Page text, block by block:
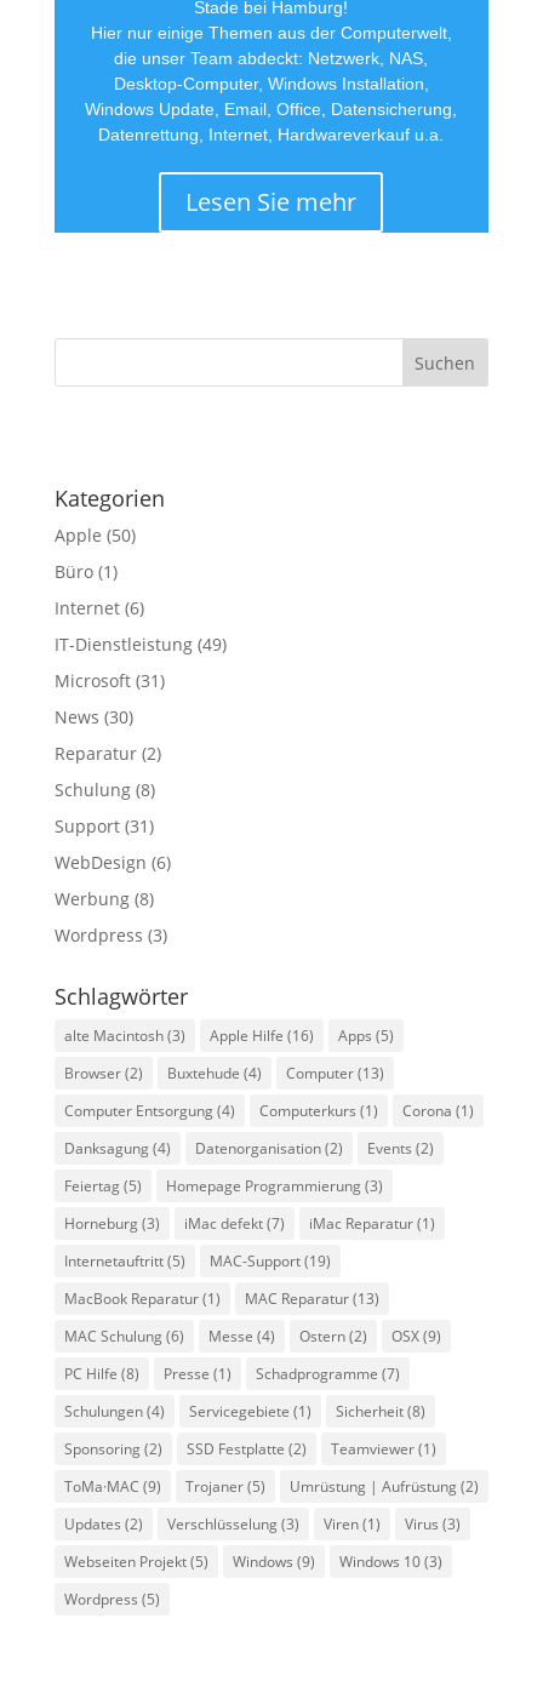
Stade bei Hamburg!
Hier nur einige Themen aus der Computerwelt,
die unser Team abdeckt: Netzwerk, NAS,
Desktop-Computer, Windows Installation,
Windows Update, Email, Office, Datensicherung,
Datenrettung, Internet, Hardwareverkauf u.a.
Lesen Sie mehr
Kategorien
Apple (50)
Büro(1)
Internet(6)
IT-Dienstleistung(49)
Microsoft(31)
News (30)
Reparatur(2)
Schulung(8)
Support(31)
WebDesign (6)
Werbung(8)
Wordpress (3)
Schlagwörter
alte Macintosh(3) Apple Hilfe (16) Apps (5)
Browser(2) Buxtehude (4) Computer(13)
Computer Entsorgung(4) Computerkurs (1) Corona (1)
Danksagung(4) Datenorganisation(2) Events (2)
Feiertag(5) Homepage Programmierung(3)
Horneburg(3) iMac defekt(7) iMac Reparatur(1)
Internetauftritt(5) MAC-Support(19)
MacBook Reparatur(1) MAC Reparatur(13)
MAC Schulung(6) Messe (4) Ostern(2) OSX(9)
PC Hilfe (8) Presse (1) Schadprogramme (7)
Schulungen(4) Servicegebiete (1) Sicherheit(8)
Sponsoring(2) SSD Festplatte (2) Teamviewer(1)
ToMa·MAC (9) Trojaner(5) Umrüstung | Aufrüstung(2)
Updates (2) Verschlüsselung(3) Viren(1) Virus (3)
Webseiten Projekt(5) Windows (9) Windows 10(3)
Wordpress (5)